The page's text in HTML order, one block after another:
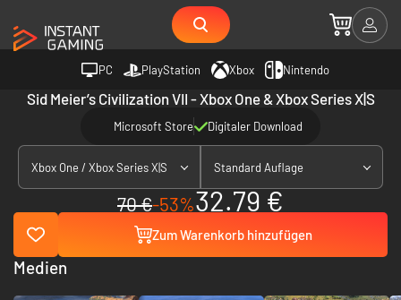
PC PlayStation Xbox Nintendo
Sid Meier’s Civilization VII - Xbox One & Xbox Series X|S
Microsoft Store Digitaler Download
Xbox One / Xbox Series X|S Standard Auflage
70 €-53%32.79 €
Zum Warenkorb hinzufügen
Medien